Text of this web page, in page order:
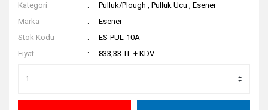
Kategori Pulluk/Plough ,Pulluk Ucu ,Esener
Marka
Esener
Stok Kodu
ES-PUL-10A
Fiyat
833,33 TL + KDV